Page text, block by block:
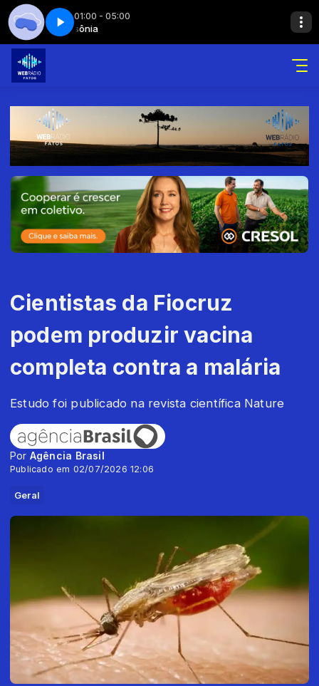
01:00 - 05:00
InsôniaInsônia - Parte 09
Cientistas da Fiocruz
podem produzir vacina
completa contra a malária
Estudo foi publicado na revista científica Nature
Por Agência Brasil
Publicado em 02/07/2026 12:06
Geral